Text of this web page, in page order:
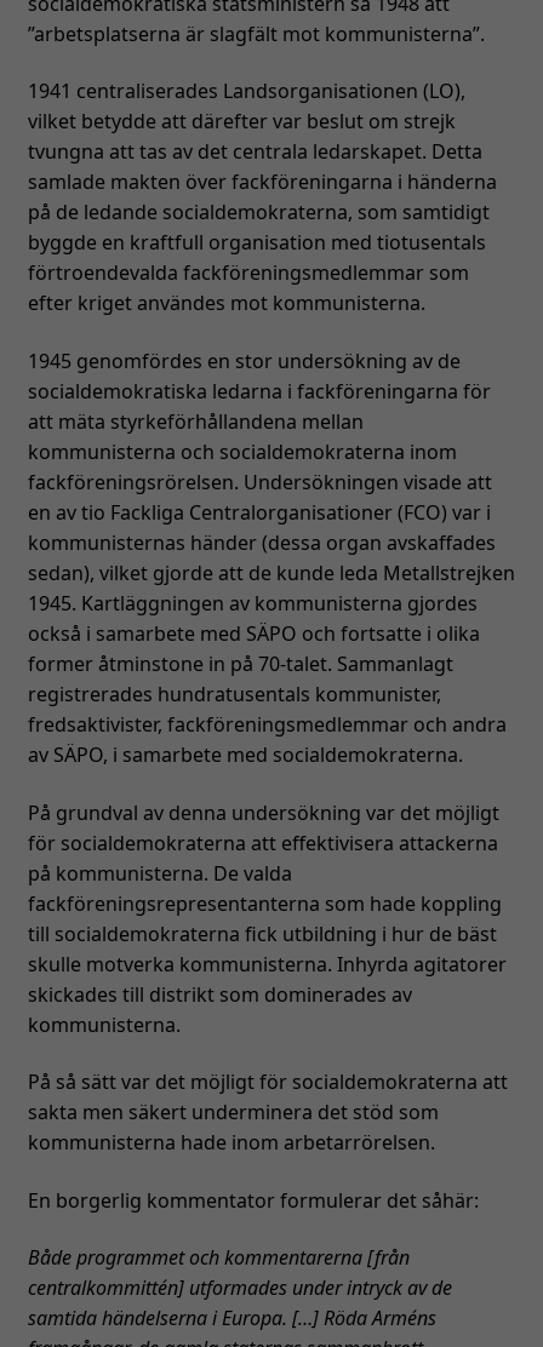
”arbetsplatserna är slagfält mot kommunisterna”.
1941 centraliserades Landsorganisationen (LO),
vilket betydde att därefter var beslut om strejk
tvungna att tas av det centrala ledarskapet. Detta
samlade makten över fackföreningarna i händerna
på de ledande socialdemokraterna, som samtidigt
byggde en kraftfull organisation med tiotusentals
förtroendevalda fackföreningsmedlemmar som
efter kriget användes mot kommunisterna.
1945 genomfördes en stor undersökning av de
socialdemokratiska ledarna i fackföreningarna för
att mäta styrkeförhållandena mellan
kommunisterna och socialdemokraterna inom
fackföreningsrörelsen. Undersökningen visade att
en av tio Fackliga Centralorganisationer (FCO) var i
kommunisternas händer (dessa organ avskaffades
sedan), vilket gjorde att de kunde leda Metallstrejken
1945. Kartläggningen av kommunisterna gjordes
också i samarbete med SÄPO och fortsatte i olika
former åtminstone in på 70-talet. Sammanlagt
registrerades hundratusentals kommunister,
fredsaktivister, fackföreningsmedlemmar och andra
av SÄPO, i samarbete med socialdemokraterna.
På grundval av denna undersökning var det möjligt
för socialdemokraterna att effektivisera attackerna
på kommunisterna. De valda
fackföreningsrepresentanterna som hade koppling
till socialdemokraterna fick utbildning i hur de bäst
skulle motverka kommunisterna. Inhyrda agitatorer
skickades till distrikt som dominerades av
kommunisterna.
På så sätt var det möjligt för socialdemokraterna att
sakta men säkert underminera det stöd som
kommunisterna hade inom arbetarrörelsen.
En borgerlig kommentator formulerar det såhär:
Både programmet och kommentarerna [från
centralkommittén] utformades under intryck av de
samtida händelserna i Europa. […] Röda Arméns